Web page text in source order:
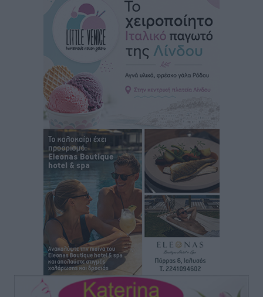
πριν 2 ώρες
Στον Άγιο Νικόλαο Χάλκης ανοίγει ξανά το
ανανεωμένο εκκλησιαστικό μουσείο από τη Λέσχη
Lions Χάλκης
Τοπικές Ειδήσεις• πριν 2 ώρες
Ρόδος: «Βουλιάζει» από τουρίστες – Πάνω από 1 εκατ.
επιβάτες και 55 κρουαζιερόπλοια
Τοπικές Ειδήσεις• πριν 2 ώρες
Γ’ Εθνική Κατηγορία: Οι ημερομηνίες των
αγωνιστικών της κανονικής περιόδου
• πριν 7 ώρες
Συνελήφθησαν δύο άτομα στην Κάρπαθο για άγρα
πελατών
Τοπικές Ειδήσεις• πριν 8 ώρες
Χωρίς υποχρεωτική παρουσία μικρών στη 12άδα